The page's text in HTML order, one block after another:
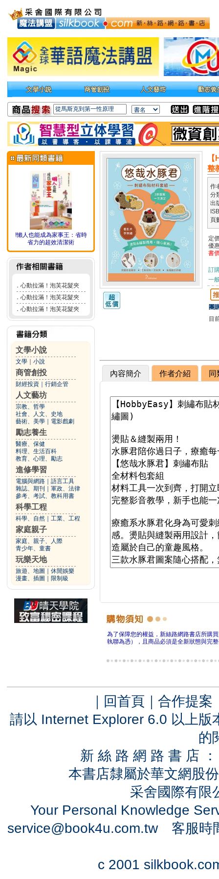
!懶人也能成為家事王：省時
省力的超效清潔術
． 心動拉滿！泡芙花髮夾
． 心動拉滿！泡芙花髮夾
． 心動拉滿！泡芙花髮夾
文學小說
文學 小說
商管創投
財經投資 行銷企管
人文藝坊
宗教、哲學
社會、人文、史地
藝術、美學
電影戲劇
勵志養生
醫療、保健
料理、生活百科
教育、心理、勵志
進修學習
電腦與網路
語言工具
雜誌、期刊
軍政、法律
參考、考試、教科用書
科學工程
科學、自然 工業、工程
家庭親子
家庭、親子、人際
青少年、童書
玩樂天地
旅遊、地圖
休閒娛樂
漫畫、插圖
限制級
整
作
分
出
頁
定
優
書
訂
一
團
目
內容簡介 作者介紹 同
為了保障您的權益，新絲路網路書店所購
執聯為憑），且商品必須是全新狀態與完
｜ 回首頁 ｜ 合作提案
請以 Internet Explorer 6.0 以上
的
新 絲 路 網 路 書 店
本書店隸屬於華文網股
采舍國際有
Your Personal Knowledge
service@book4u.com.tw客服時
c 2001